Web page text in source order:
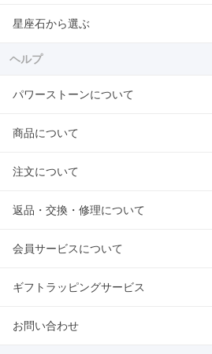
星座石から選ぶ
ヘルプ
パワーストーンについて
商品について
注文について
返品・交換・修理について
会員サービスについて
ギフトラッピングサービス
お問い合わせ